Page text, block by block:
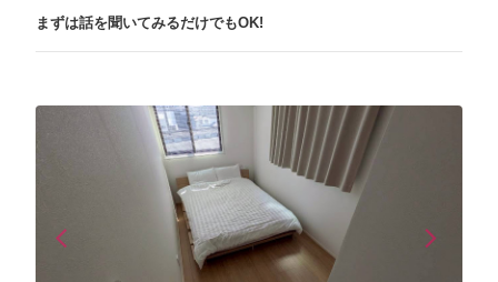
まずは話を聞いてみるだけでもOK!
arrow_back_iosPrevious arrow_forward_iosNext